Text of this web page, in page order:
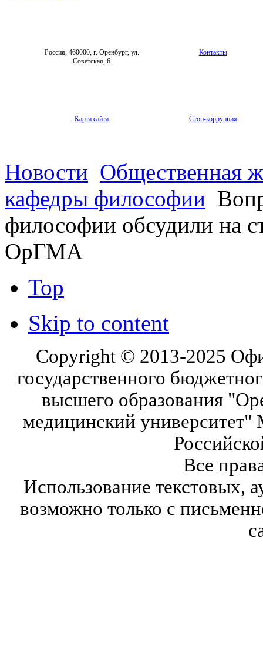
Россия, 460000, г. Оренбург, ул.
Советская, 6
Контакты
Карта сайта Стоп-коррупция
Новости Общественная
кафедры философии
философии обсудили на
ОрГМА
Top
Skip to content
Copyright © 2013-2025
государственного
высшего образования
медицинский университет"
Все
Использование текстовых,
возможно только с